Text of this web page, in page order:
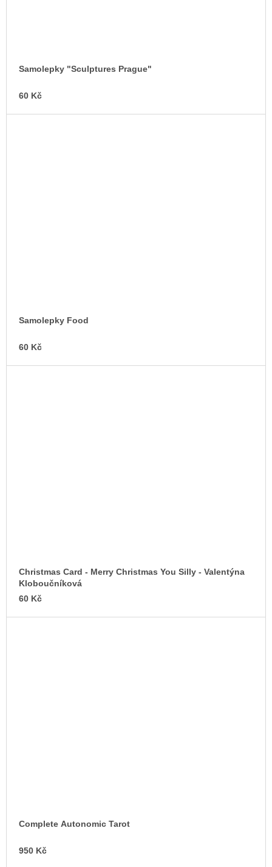
Samolepky "Sculptures Prague"
60 Kč
Samolepky Food
60 Kč
Christmas Card - Merry Christmas You Silly - Valentýna
Kloboučníková
60 Kč
Complete Autonomic Tarot
950 Kč